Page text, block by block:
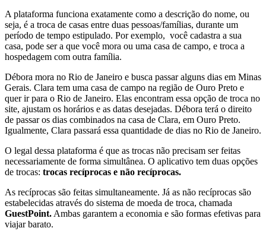
A plataforma funciona exatamente como a descrição do nome, ou
seja, é a troca de casas entre duas pessoas/famílias, durante um
período de tempo estipulado. Por exemplo, você cadastra a sua
casa, pode ser a que você mora ou uma casa de campo, e troca a
hospedagem com outra família.
Débora mora no Rio de Janeiro e busca passar alguns dias em Minas
Gerais. Clara tem uma casa de campo na região de Ouro Preto e
quer ir para o Rio de Janeiro. Elas encontram essa opção de troca no
site, ajustam os horários e as datas desejadas. Débora terá o direito
de passar os dias combinados na casa de Clara, em Ouro Preto.
Igualmente, Clara passará essa quantidade de dias no Rio de Janeiro.
O legal dessa plataforma é que as trocas não precisam ser feitas
necessariamente de forma simultânea. O aplicativo tem duas opções
de trocas: trocas recíprocas e não recíprocas.
As recíprocas são feitas simultaneamente. Já as não recíprocas são
estabelecidas através do sistema de moeda de troca, chamada
GuestPoint. Ambas garantem a economia e são formas efetivas para
viajar barato.